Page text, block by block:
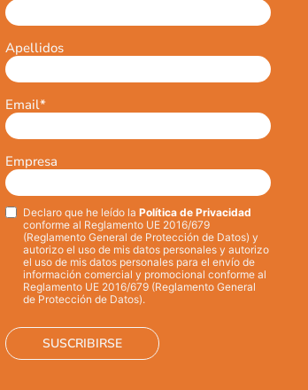
Apellidos
Email*
Empresa
Privacy*
Declaro que he leído la Política de Privacidad
conforme al Reglamento UE 2016/679
(Reglamento General de Protección de Datos) y
autorizo el uso de mis datos personales y autorizo
el uso de mis datos personales para el envío de
información comercial y promocional conforme al
Reglamento UE 2016/679 (Reglamento General
de Protección de Datos).